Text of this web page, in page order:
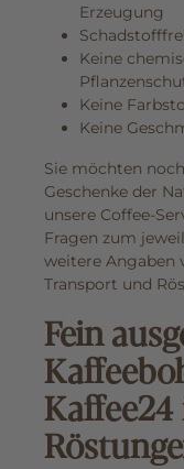
Erzeugung
Keine
Keine
Keine
Sie möchten
Geschenke der
unsere Coffee-
Fragen zum
weitere Angaben
Transport und
Fein